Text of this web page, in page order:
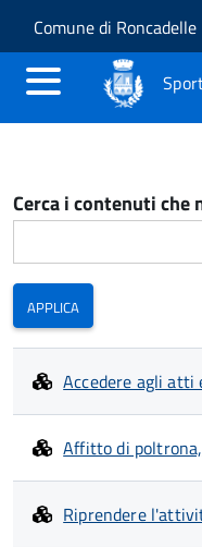
Salta al
Skip to site
Comune di Roncadelle
Cerca i contenuti
Accedere agli
Affitto di
Riprendere